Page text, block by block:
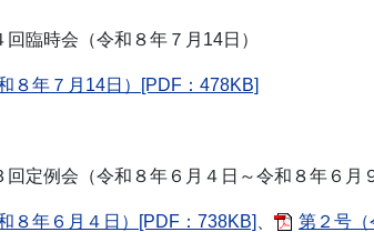
臨時会（令和８年７月14日）
８年７月14日）[PDF：478KB]
定例会（令和８年６月４日～令和８年６月
８年６月４日）[PDF：738KB] 第２号（